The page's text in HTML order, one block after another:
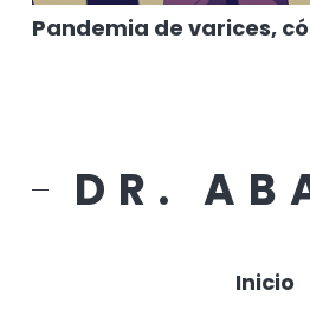
Pandemia de varices,
DR.
Inicio